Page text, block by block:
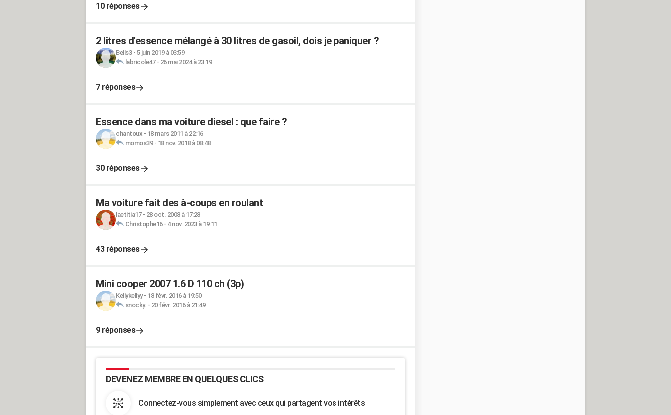
10 réponses
2 litres d'essence mélangé à 30 litres de gasoil, dois je paniquer ?
Bells3- 5 juin 2019 à 03:59
labricole47- 26 mai 2024 à 23:19
7 réponses
Essence dans ma voiture diesel : que faire ?
chantoux - 18 mars 2011 à 22:16
momos39- 18 nov. 2018 à 08:48
30 réponses
Ma voiture fait des à-coups en roulant
laetitia17- 28 oct. 2008 à 17:28
Christophe16- 4 nov. 2023 à 19:11
43 réponses
Mini cooper 2007 1.6 D 110 ch (3p)
Kellykellyy- 18 févr. 2016 à 19:50
snocky. - 20 févr. 2016 à 21:49
9 réponses
DEVENEZ MEMBRE EN QUELQUES CLICS
Connectez-vous simplement avec ceux qui partagent vos intérêts